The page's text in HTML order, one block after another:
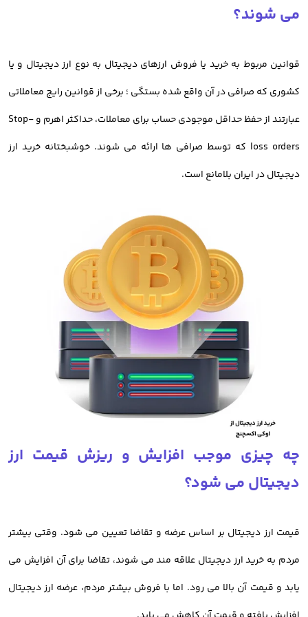
کاربران ایرانی به صرافی های خارجی، ریسک از دست رفتن دارایی آنها
تفاوتی ندارد که معامله گران به دنبال خرید بیت کوین هستند یا خرید و
فروش رمز ارز دیگر؛ نکته ای که باید به آن توجه داشت، انتخاببهترین
صرافی خرید رمز ارز دارای مجوزاست.
خرید تمامی ارزها مانند بیت کوین 24 ساعته و به صورت آنلاین در دسترس
از دیگر مسائلی که کاربران با آن رو به رو هستند،خرید ارز دیجیتال بدون
است
اما خوب است بدانید که تایید هویت کاربران باعث افزایش امنیت پلتفرم
میشود و به نفع شما است.
صرافی اوکی اکسچنج چالش احراز هویت را برای کاربران حل کرده و فرایند
ساخت حساب کاربری و احراز هویت شما در کمترین زمان ممکن انجام
می شوند؟
قوانین مربوط به خرید یا فروش ارزهای دیجیتال به نوع ارز دیجیتال و یا
کشوری که صرافی در آن واقع شده بستگی ؛ برخی از قوانین رایج معاملاتی
عبارتند از حفظ حداقل موجودی حساب برای معاملات، حداکثر اهرم و Stop-
loss orders که توسط صرافی ها ارائه می شوند. خوشبختانه خرید ارز
دیجیتال در ایران بلامانع است.
چه چیزی موجب افزایش و ریزش قیمت ارز
دیجیتال می شود؟
قیمت ارز دیجیتال بر اساس عرضه و تقاضا تعیین می شود. وقتی بیشتر
مردم به خرید ارز دیجیتال علاقه مند می شوند، تقاضا برای آن افزایش می
یابد و قیمت آن بالا می رود. اما با فروش بیشتر مردم، عرضه ارز دیجیتال